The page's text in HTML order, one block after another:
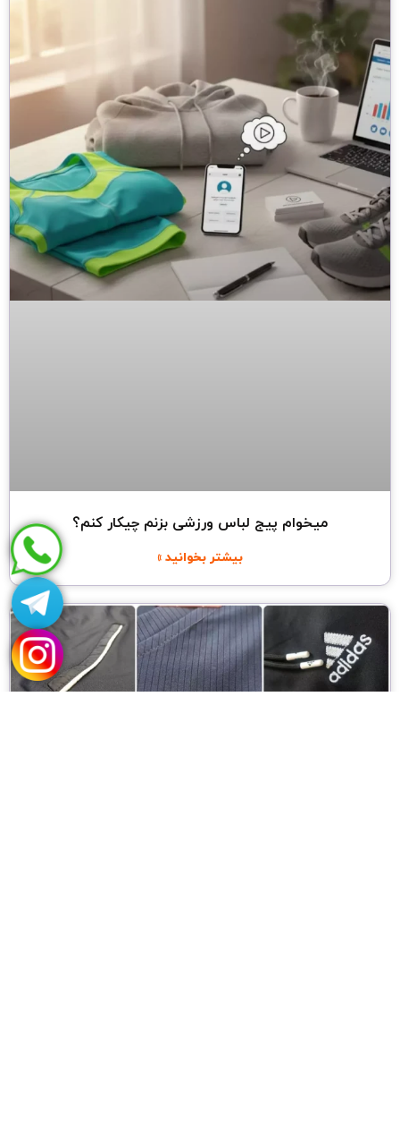
میخوام پیج لباس ورزشی بزنم چیکار کنم؟
بیشتر بخوانید »